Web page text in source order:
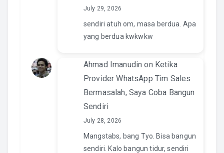
July 29, 2026
sendiri atuh om, masa berdua. Apa
yang berdua kwkwkw
Ahmad Imanudin on Ketika
Provider WhatsApp Tim Sales
Bermasalah, Saya Coba Bangun
Sendiri
July 28, 2026
Mangstabs, bang Tyo. Bisa bangun
sendiri. Kalo bangun tidur, sendiri